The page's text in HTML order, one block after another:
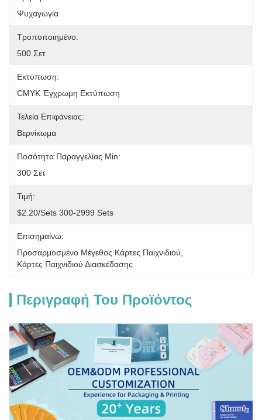
Ψυχαγωγία
Τροποποιημένο:
500 Σετ
Εκτύπωση:
CMYK Έγχρωμη Εκτύπωση
Τελεία Επιφάνειας:
Βερνίκωμα
Ποσότητα Παραγγελίας Min:
300 Σετ
Τιμή:
$2.20/sets 300-2999 Sets
Επισημαίνω:
Προσαρμοσμένο Μέγεθος Κάρτες Παιχνιδιού
Κάρτες Παιχνιδιού Διασκέδασης
Περιγραφή Του Προϊόντος